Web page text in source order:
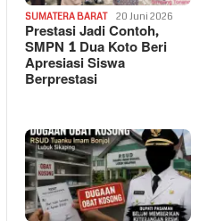
SUMATERA BARAT 20 Juni 2026
Prestasi Jadi Contoh,
SMPN 1 Dua Koto Beri
Apresiasi Siswa
Berprestasi